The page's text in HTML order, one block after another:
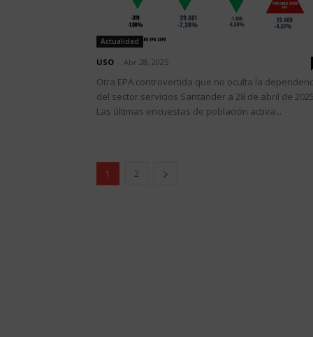
Actualidad
USO Abr 28, 2025
Otra EPA controvertida que no oculta la
del sector servicios Santander a 28 de abril de
Las últimas encuestas de población activa...
1 2